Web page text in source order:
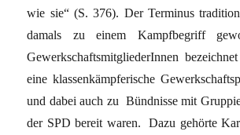
wie sie“ (S. 376). Der Terminus
damals zu einem Kampfbegriff
GewerkschaftsmitgliederInnen
eine klassenkämpferische
und dabei auch zu Bündnisse mit
der SPD bereit waren. Dazu gehörte